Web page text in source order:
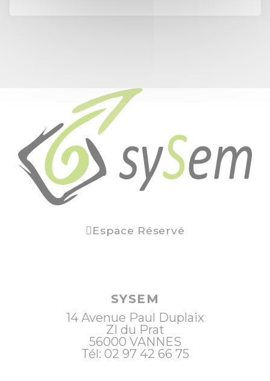
Espace Réservé
SYSEM
14 Avenue Paul Duplaix
ZI du Prat
56000 VANNES
Tél: 02 97 42 66 75